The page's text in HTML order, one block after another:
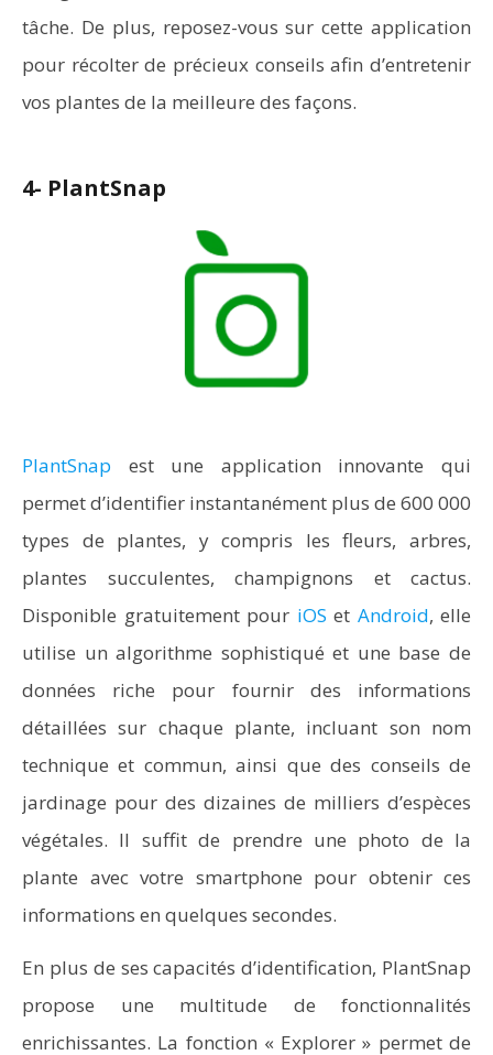
tâche. De plus, reposez-vous sur cette application
pour récolter de précieux conseils afin d’entretenir
vos plantes de la meilleure des façons.
4- PlantSnap
PlantSnap est une application innovante qui
permet d’identifier instantanément plus de 600 000
types de plantes, y compris les fleurs, arbres,
plantes succulentes, champignons et cactus.
Disponible gratuitement pour iOS et Android, elle
utilise un algorithme sophistiqué et une base de
données riche pour fournir des informations
détaillées sur chaque plante, incluant son nom
technique et commun, ainsi que des conseils de
jardinage pour des dizaines de milliers d’espèces
végétales. Il suffit de prendre une photo de la
plante avec votre smartphone pour obtenir ces
informations en quelques secondes.
En plus de ses capacités d’identification, PlantSnap
propose une multitude de fonctionnalités
enrichissantes. La fonction « Explorer » permet de